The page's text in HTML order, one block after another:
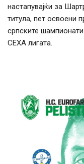
настапувајќи за
титула, пет освоени
српските
СЕХА лигата.